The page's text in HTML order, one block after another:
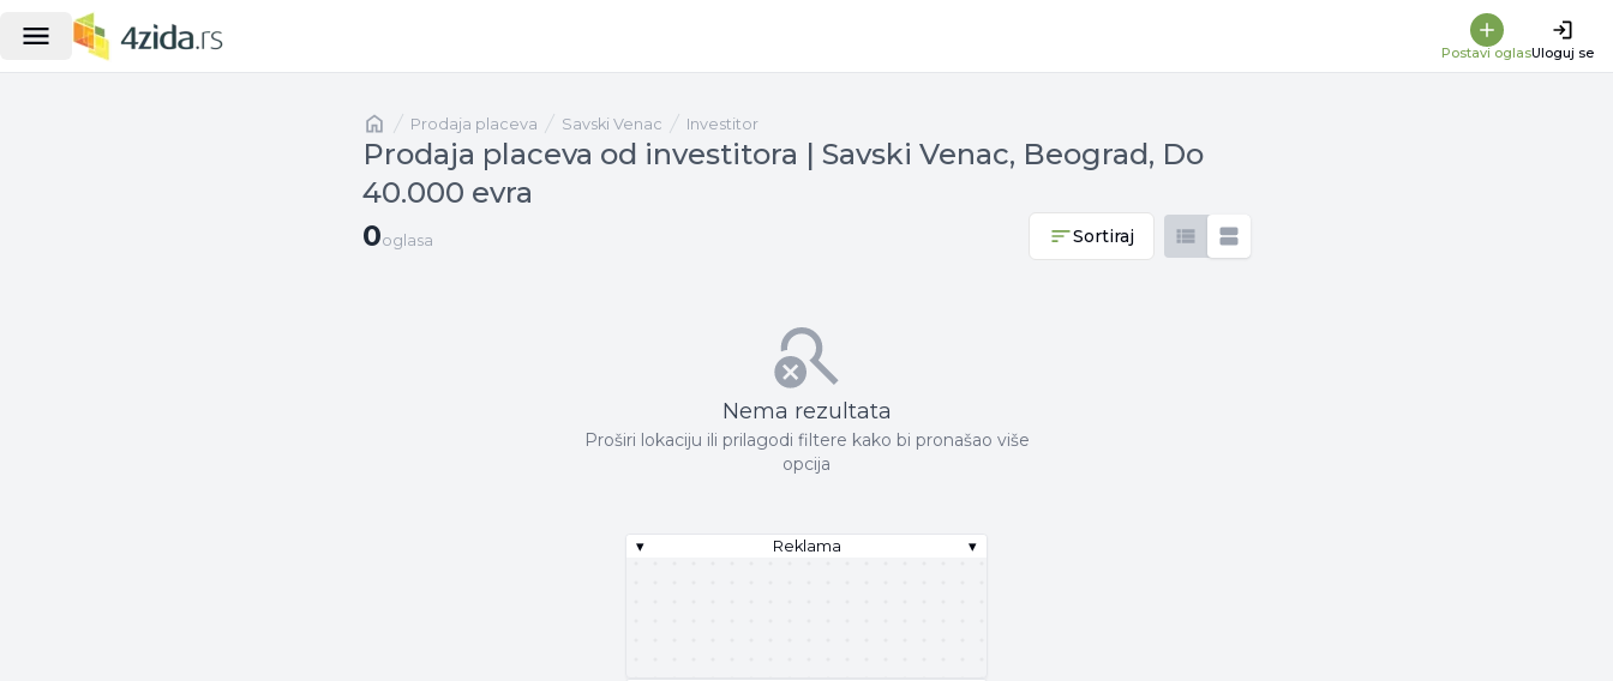
Postavi oglasUloguj se
Naslovnaprodaja placeva Savski Venac investitor
Prodaja placeva od investitora | Savski Venac, Beograd, Do
40.000 evra
0 oglasa
0oglasa Sortiraj
Nema rezultata
Proširi lokaciju ili prilagodi filtere kako bi pronašao više
opcija
▾ Reklama ▾